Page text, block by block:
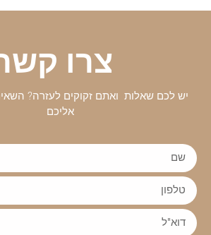
צרו
יש לכם שאלות ואתם זקוקים לעזרה?
אליכם